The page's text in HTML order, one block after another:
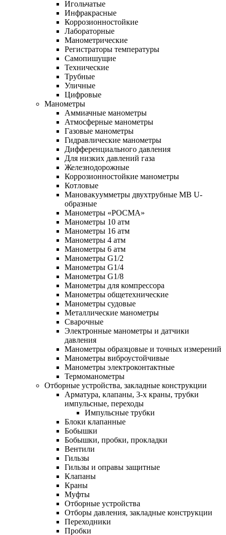
Игольчатые
Инфракрасные
Коррозионностойкие
Лабораторные
Манометрические
Регистраторы температуры
Самопишущие
Технические
Трубные
Уличные
Цифровые
Манометры
Аммиачные манометры
Атмосферные манометры
Газовые манометры
Гидравлические манометры
Дифференциального давления
Для низких давлений газа
Железнодорожные
Коррозионностойкие манометры
Котловые
Мановакуумметры двухтрубные МВ U-
образные
Манометры «РОСМА»
Манометры 10 атм
Манометры 16 атм
Манометры 4 атм
Манометры 6 атм
Манометры G1/2
Манометры G1/4
Манометры G1/8
Манометры для компрессора
Манометры общетехнические
Манометры судовые
Металлические манометры
Сварочные
Электронные манометры и датчики
давления
Манометры образцовые и точных измерений
Манометры виброустойчивые
Манометры электроконтактные
Термоманометры
Отборные устройства, закладные конструкции
Арматура, клапаны, 3-х краны, трубки
импульсные, переходы
Импульсные трубки
Блоки клапанные
Бобышки
Бобышки, пробки, прокладки
Вентили
Гильзы
Гильзы и оправы защитные
Клапаны
Краны
Муфты
Отборные устройства
Отборы давления, закладные конструкции
Переходники
Пробки